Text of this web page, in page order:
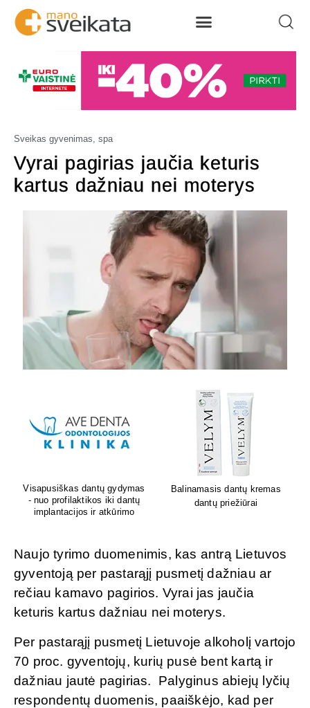
Sveikas gyvenimas, spa
Vyrai pagirias jaučia keturis
kartus dažniau nei moterys
Sėdėk geriau. Jauskis geriau
Lion's mane grybų papildai
smegenų veiklai
Naujo tyrimo duomenimis, kas antrą Lietuvos
gyventoją per pastarąjį pusmetį dažniau ar
rečiau kamavo pagirios. Vyrai jas jaučia
keturis kartus dažniau nei moterys.
Per pastarąjį pusmetį Lietuvoje alkoholį vartojo
70 proc. gyventojų, kurių pusė bent kartą ir
dažniau jautė pagirias. Palyginus abiejų lyčių
respondentų duomenis, paaiškėjo, kad per